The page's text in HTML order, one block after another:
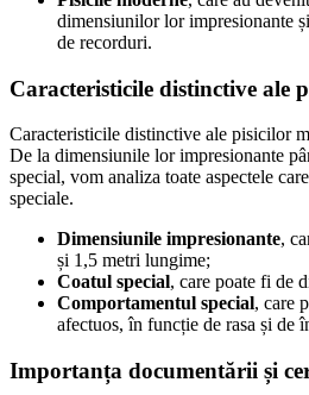
dimensiunilor lor impresionante
de recorduri.
Caracteristicile distinctive ale
Caracteristicile distinctive ale pisicilor
De la dimensiunile lor impresionante
special, vom analiza toate aspectele
speciale.
Dimensiunile impresionante,
și 1,5 metri lungime;
Coatul special, care poate fi de
Comportamentul special, care
afectuos, în funcție de rasa și de
Importanța documentării și